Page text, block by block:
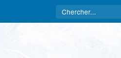
Rechercher